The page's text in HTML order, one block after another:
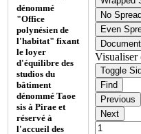
dénommé
"Office
polynésien de
l'habitat" fixant
le loyer
d'équilibre des
studios du
bâtiment
dénommé Taoe
sis à Pirae et
réservé à
l'accueil des
No
Even
Visualiser
Toggle
Find
Previous
Next